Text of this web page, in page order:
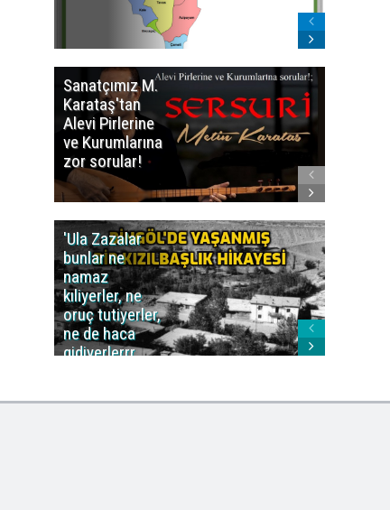
Sanatçımız M.
Karataş'tan
Alevi Pirlerine
ve Kurumlarına
zor sorular!
'Ula Zazalar
bunlar ne
namaz
kıliyerler, ne
oruç tutiyerler,
ne de haca
gidiyerlerrr